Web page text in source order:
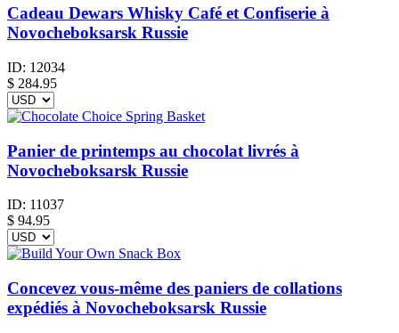
Cadeau Dewars Whisky Café et Confiserie à
Novocheboksarsk Russie
ID: 12034
$ 284.95
Panier de printemps au chocolat livrés à
Novocheboksarsk Russie
ID: 11037
$ 94.95
Concevez vous-même des paniers de collations
expédiés à Novocheboksarsk Russie